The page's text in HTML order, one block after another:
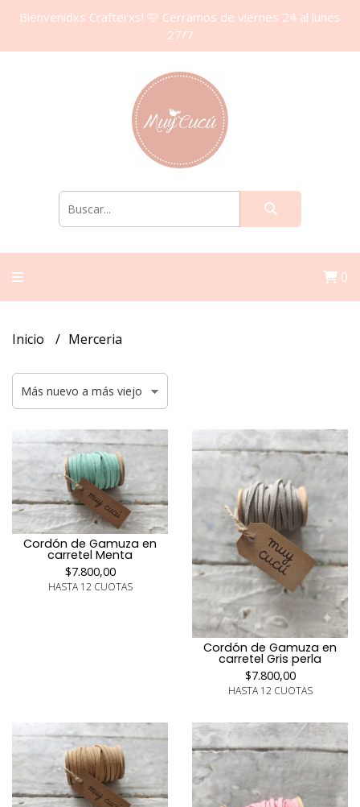
Bienvenidxs Crafterxs! 🩷 Cerramos de viernes 24 al lunes
27/7
0
Inicio Merceria
Cordón de Gamuza en
carretel Menta
$7.800,00
HASTA 12 CUOTAS
Cordón de Gamuza en
carretel Gris perla
$7.800,00
HASTA 12 CUOTAS